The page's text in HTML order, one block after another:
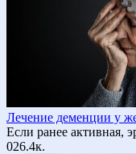
Лечение деменции у
Если ранее активная,
026.4к.